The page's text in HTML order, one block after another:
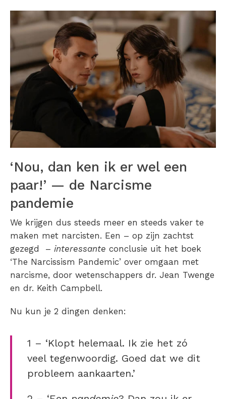
‘Nou, dan ken ik er wel een
paar!’ — de Narcisme
pandemie
We krijgen dus steeds meer en steeds vaker te
maken met narcisten. Een – op zijn zachtst
gezegd – interessante conclusie uit het boek
‘The Narcissism Pandemic’ over omgaan met
narcisme, door wetenschappers dr. Jean Twenge
en dr. Keith Campbell.
Nu kun je 2 dingen denken:
1 – ‘Klopt helemaal. Ik zie het zó
veel tegenwoordig. Goed dat we dit
probleem aankaarten.’